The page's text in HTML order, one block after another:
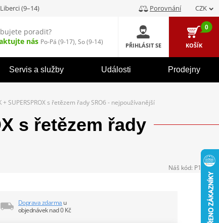
(9–14) Porovnání CZK
poradit?
nás Po-Pá (9-17), So (9-14) PŘIHLÁSIT SE
0
KOŠÍK
Servis a služby Události Prodejny
+ SUPERSPROX s řetězem řady SRO6 - nejpoužívanější
s řetězem řady
Doprava zdarma u
objednávek nad 0 Kč
Náš kód: P104448